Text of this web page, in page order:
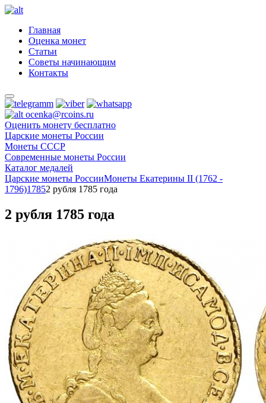
Главная
Оценка монет
Статьи
Советы начинающим
Контакты
ocenka@rcoins.ru
Оценить монету бесплатно
Царские монеты России
Монеты СССР
Современные монеты России
Каталог медалей
Царские монеты РоссииМонеты Екатерины II (1762 -
1796)17852 рубля 1785 года
2 рубля 1785 года